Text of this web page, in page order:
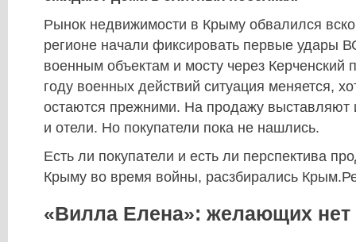
Рынок недвижимости в Крыму обвалился
регионе начали фиксировать первые удары
военным объектам и мосту через Керченский
году военных действий ситуация меняется,
остаются прежними. На продажу выставляют
и отели. Но покупатели пока не нашлись.
Есть ли покупатели и есть ли перспектива
Крыму во время войны, расзбирались
«Вилла Елена»: желающих нет